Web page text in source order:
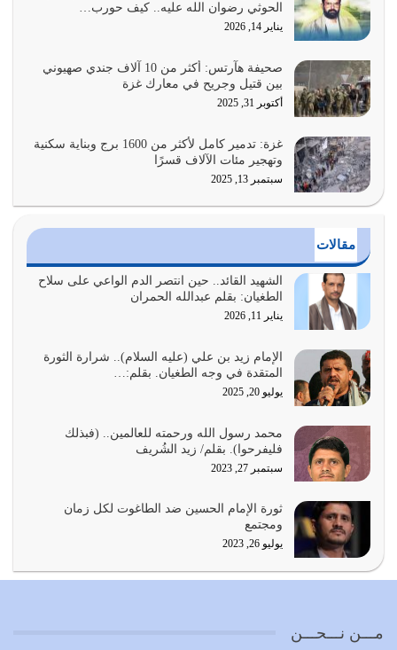
عندما يكون عدوك هو عدو الله معناه أن تكون نقاط الضعف
فيه كثيرة وسينصرك الله عليه إذا…
يوليو 26, 2026
أراد الله لهذه الأمة ان تكون خير امة أخرجت للناس بالنهوض
بالأمر بالمعروف والنهي عن…
يوليو 25, 2026
الدين الذي شرعه الله لا يجوز أن يخضع لآرائنا وأهوائنا
أي أمة تتفرق في الدين وتتفرق في كيانها معناه أنها أصبحت
أمة عاجزة عن النهوض…
يوليو 23, 2026
بحبل الله جميعاً وليس كل…
يوليو 22, 2026
يشاء ويذل من يشاء
يوليو 21, 2026
كل زمان…
يوليو 19, 2026
الوظيفة عبارة عن مسؤولية يجب النهوض بها كما ينبغي لكي
الحوثي رضوان الله عليه.. كيف حورب…
يناير 14, 2026
صحيفة هآرتس: أكثر من 10 آلاف جندي صهيوني
بين قتيل وجريح في معارك غزة
أكتوبر 31, 2025
غزة: تدمير كامل لأكثر من 1600 برج وبناية سكنية
وتهجير مئات الآلاف قسرًا
سبتمبر 13, 2025
مقالات
الشهيد القائد.. حين انتصر الدم الواعي على سلاح
الطغيان: بقلم عبدالله الحمران
يناير 11, 2026
الإمام زيد بن علي (عليه السلام).. شرارة الثورة
المتقدة في وجه الطغيان. بقلم:…
يوليو 20, 2025
محمد رسول الله ورحمته للعالمين.. (فبذلك
فليفرحوا). بقلم/ زيد الشُريف
سبتمبر 27, 2023
ثورة الإمام الحسين ضد الطاغوت لكل زمان
ومجتمع
يوليو 26, 2023
مـــن نـــحـــن